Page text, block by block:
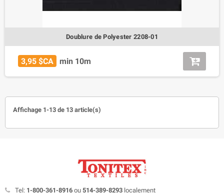
Doublure de Polyester 2208-01
3,95 $CA min 10m
Affichage 1-13 de 13 article(s)
Tel: 1-800-361-8916 ou 514-389-8293 localement